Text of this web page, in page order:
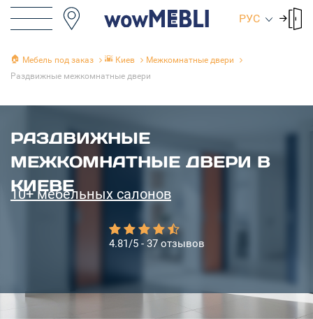
РУС
🏠 Мебель под заказ 🌇 Киев
Межкомнатные двери
Раздвижные межкомнатные двери
РАЗДВИЖНЫЕ
МЕЖКОМНАТНЫЕ ДВЕРИ В
КИЕВЕ
10+ мебельных салонов
4.81/5 - 37 отзывов